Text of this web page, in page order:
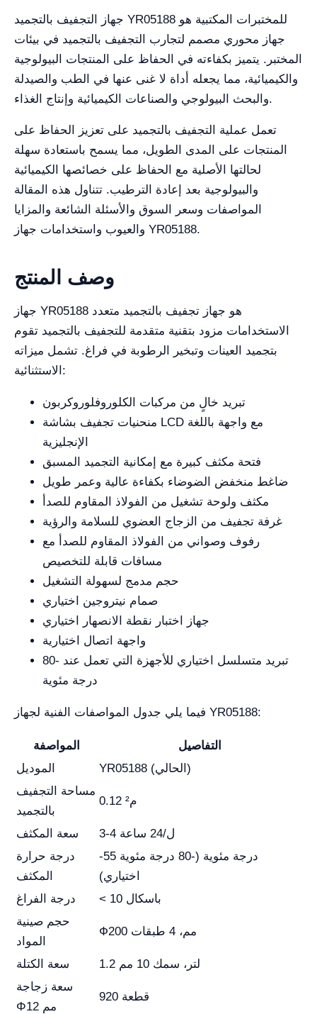
جهاز التجفيف بالتجميد YR05188 للمختبرات المكتبية هو
جهاز محوري مصمم لتجارب التجفيف بالتجميد في بيئات
المختبر. يتميز بكفاءته في الحفاظ على المنتجات البيولوجية
والكيميائية، مما يجعله أداة لا غنى عنها في الطب والصيدلة
والبحث البيولوجي والصناعات الكيميائية وإنتاج الغذاء.
تعمل عملية التجفيف بالتجميد على تعزيز الحفاظ على
المنتجات على المدى الطويل، مما يسمح باستعادة سهلة
لحالتها الأصلية مع الحفاظ على خصائصها الكيميائية
والبيولوجية بعد إعادة الترطيب. تتناول هذه المقالة
المواصفات وسعر السوق والأسئلة الشائعة والمزايا
والعيوب واستخدامات جهاز YR05188.
وصف المنتج
جهاز YR05188 هو جهاز تجفيف بالتجميد متعدد
الاستخدامات مزود بتقنية متقدمة للتجفيف بالتجميد تقوم
بتجميد العينات وتبخير الرطوبة في فراغ. تشمل ميزاته
الاستثنائية:
تبريد خالٍ من مركبات الكلوروفلوروكربون
منحنيات تجفيف بشاشة LCD مع واجهة باللغة
الإنجليزية
فتحة مكثف كبيرة مع إمكانية التجميد المسبق
ضاغط منخفض الضوضاء بكفاءة عالية وعمر طويل
مكثف ولوحة تشغيل من الفولاذ المقاوم للصدأ
غرفة تجفيف من الزجاج العضوي للسلامة والرؤية
رفوف وصواني من الفولاذ المقاوم للصدأ مع
مسافات قابلة للتخصيص
حجم مدمج لسهولة التشغيل
صمام نيتروجين اختياري
جهاز اختبار نقطة الانصهار اختياري
واجهة اتصال اختيارية
تبريد متسلسل اختياري للأجهزة التي تعمل عند -80
درجة مئوية
فيما يلي جدول المواصفات الفنية لجهاز YR05188:
المواصفة
التفاصيل
الموديل
YR05188 (الحالي)
مساحة التجفيف
بالتجميد
0.12 م²
سعة المكثف
3-4 ل/24 ساعة
درجة حرارة
المكثف
-55 درجة مئوية (-80 درجة مئوية
اختياري)
درجة الفراغ
< 10 باسكال
حجم صينية
المواد
Ф200 مم، 4 طبقات
سعة الكتلة
1.2 لتر، سمك 10 مم
سعة زجاجة
Φ12 مم
920 قطعة